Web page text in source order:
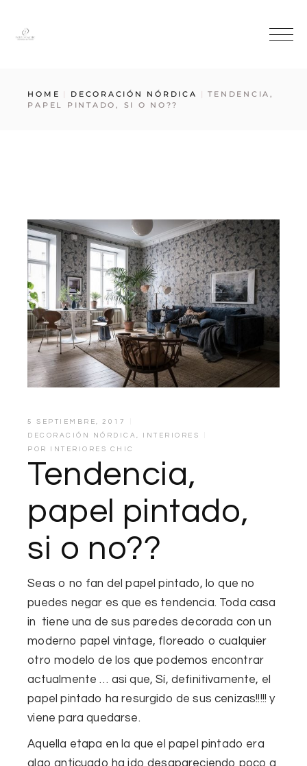
HOME DECORACIÓN NÓRDICA
TENDENCIA,
PAPEL PINTADO, SI O NO??
5 SEPTIEMBRE, 2017
DECORACIÓN NÓRDICA,
INTERIORES
POR
INTERIORES CHIC
Tendencia,
papel pintado,
si o no??
Seas o no fan del papel pintado, lo que no
puedes negar es que es tendencia. Toda casa
in tiene una de sus paredes decorada con un
moderno papel vintage, floreado o cualquier
otro modelo de los que podemos encontrar
actualmente … asi que, Sí, definitivamente, el
papel pintado ha resurgido de sus cenizas!!!!! y
viene para quedarse.
Aquella etapa en la que el papel pintado era
algo anticuado ha ido desapareciendo poco a